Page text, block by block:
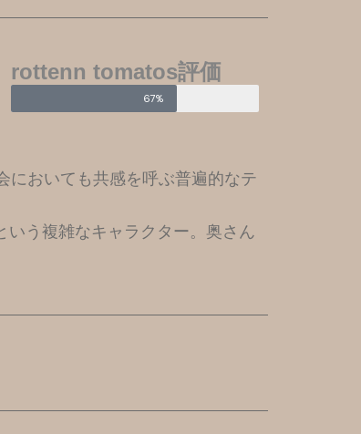
rottenn tomatos評価
67%
においても共感を呼ぶ普遍的なテ
う複雑なキャラクター。奥さん